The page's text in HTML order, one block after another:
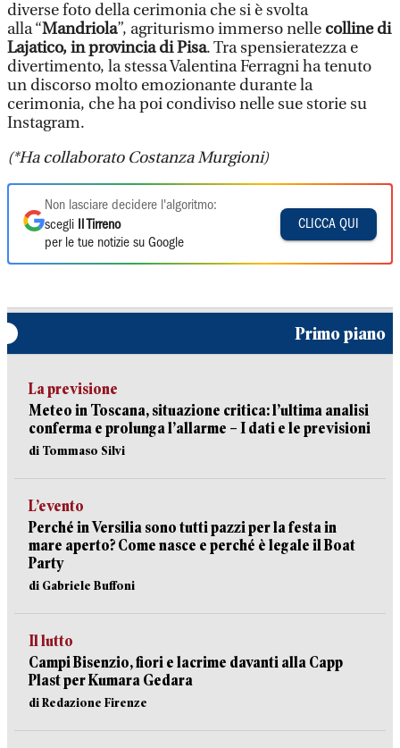
diverse foto della cerimonia che si è svolta
alla “Mandriola”, agriturismo immerso nelle colline di
Lajatico, in provincia di Pisa. Tra spensieratezza e
divertimento, la stessa Valentina Ferragni ha tenuto
un discorso molto emozionante durante la
cerimonia, che ha poi condiviso nelle sue storie su
Instagram.
(*Ha collaborato Costanza Murgioni)
Non lasciare decidere l'algoritmo:
scegli
Il Tirreno
per le tue notizie su Google
CLICCA QUI
Primo piano
La previsione
Meteo in Toscana, situazione critica: l’ultima analisi
conferma e prolunga l’allarme – I dati e le previsioni
di Tommaso Silvi
L’evento
Perché in Versilia sono tutti pazzi per la festa in
mare aperto? Come nasce e perché è legale il Boat
Party
di Gabriele Buffoni
Il lutto
Campi Bisenzio, fiori e lacrime davanti alla Capp
Plast per Kumara Gedara
di Redazione Firenze